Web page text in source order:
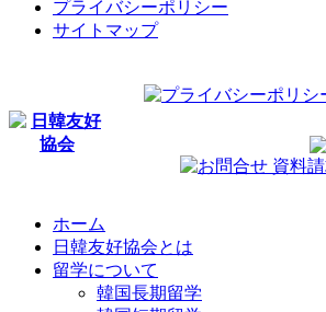
プライバシーポリシー
サイトマップ
ホーム
日韓友好協会とは
留学について
韓国長期留学